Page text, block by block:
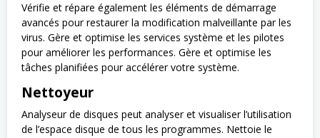
Vérifie et répare également les éléments de démarrage
avancés pour restaurer la modification malveillante par les
virus. Gère et optimise les services système et les pilotes
pour améliorer les performances. Gère et optimise les
tâches planifiées pour accélérer votre système.
Nettoyeur
Analyseur de disques peut analyser et visualiser l’utilisation
de l’espace disque de tous les programmes. Nettoie le